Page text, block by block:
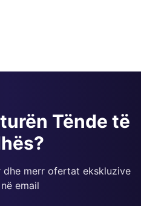
Tënde të
dhe merr ofertat ekskluzive
email